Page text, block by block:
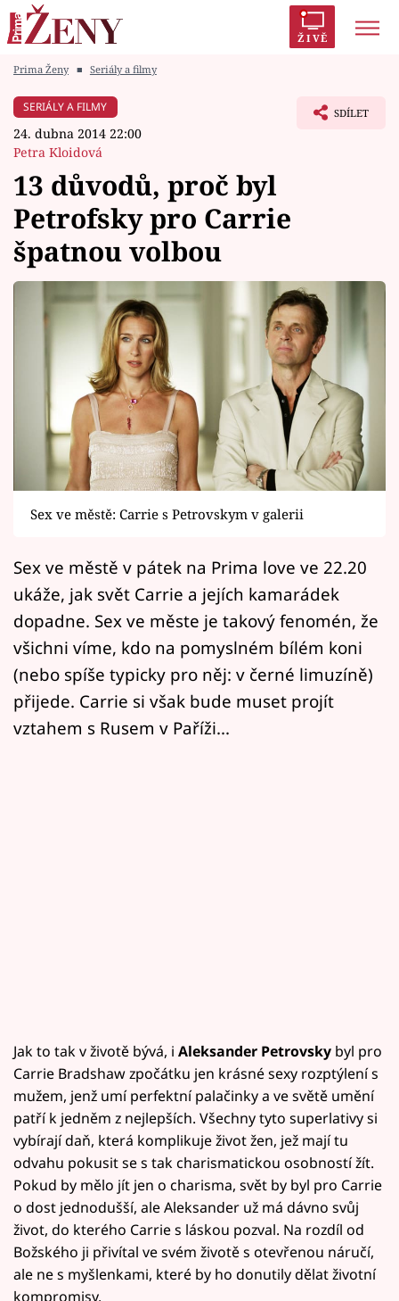
ŽIVĚ
Módní alarm
Témata
Celebrity
Vztahy
Seriály
Horoskopy
Sledujte prima+
Filmový festival Karlovy Vary
Mámy sobě
Přihlášení
Sledujte nás
Prima Ženy ■ Seriály a filmy
SERIÁLY A FILMY
24. dubna 2014 22:00
Petra Kloidová
SDÍLET
13 důvodů, proč byl
Petrofsky pro Carrie
špatnou volbou
Sex ve městě: Carrie s Petrovskym v galerii
Sex ve městě v pátek na Prima love ve 22.20
ukáže, jak svět Carrie a jejích kamarádek
dopadne. Sex ve měste je takový fenomén, že
všichni víme, kdo na pomyslném bílém koni
(nebo spíše typicky pro něj: v černé limuzíně)
přijede. Carrie si však bude muset projít
vztahem s Rusem v Paříži...
Jak to tak v životě bývá, i Aleksander Petrovsky byl pro
Carrie Bradshaw zpočátku jen krásné sexy rozptýlení s
mužem, jenž umí perfektní palačinky a ve světě umění
patří k jedněm z nejlepších. Všechny tyto superlativy si
vybírají daň, která komplikuje život žen, jež mají tu
odvahu pokusit se s tak charismatickou osobností žít.
Pokud by mělo jít jen o charisma, svět by byl pro Carrie
o dost jednodušší, ale Aleksander už má dávno svůj
život, do kterého Carrie s láskou pozval. Na rozdíl od
Božského ji přivítal ve svém životě s otevřenou náručí,
ale ne s myšlenkami, které by ho donutily dělat životní
kompromisy.